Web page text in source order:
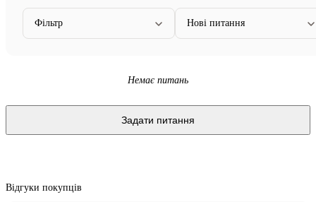
Фільтр Нові питання
Немає питань
Задати питання
Відгуки покупців